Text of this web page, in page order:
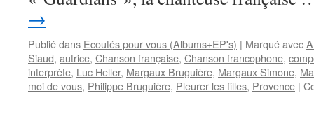
→
Publié dans Ecoutés pour vous (Albums+EP's) | Marqué avec
Siaud, autrice, Chanson française, Chanson francophone,
interprète, Luc Heller, Margaux Bruguière, Margaux Simone,
moi de vous, Philippe Bruguière, Pleurer les filles, Provence |